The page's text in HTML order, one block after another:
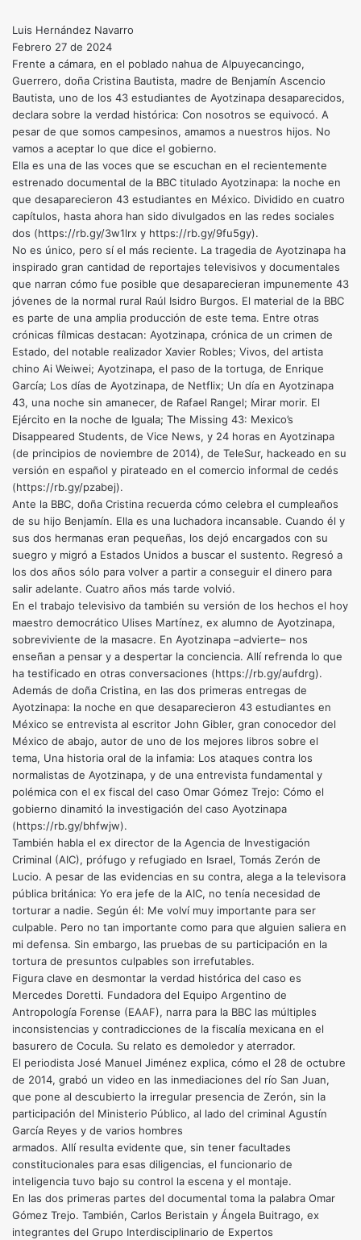
Luis Hernández Navarro
Febrero 27 de 2024
Frente a cámara, en el poblado nahua de Alpuyecancingo,
Guerrero, doña Cristina Bautista, madre de Benjamín Ascencio
Bautista, uno de los 43 estudiantes de Ayotzinapa desaparecidos,
declara sobre la verdad histórica: Con nosotros se equivocó. A
pesar de que somos campesinos, amamos a nuestros hijos. No
vamos a aceptar lo que dice el gobierno.
Ella es una de las voces que se escuchan en el recientemente
estrenado documental de la BBC titulado Ayotzinapa: la noche en
que desaparecieron 43 estudiantes en México. Dividido en cuatro
capítulos, hasta ahora han sido divulgados en las redes sociales
dos (https://rb.gy/3w1lrx y https://rb.gy/9fu5gy).
No es único, pero sí el más reciente. La tragedia de Ayotzinapa ha
inspirado gran cantidad de reportajes televisivos y documentales
que narran cómo fue posible que desaparecieran impunemente 43
jóvenes de la normal rural Raúl Isidro Burgos. El material de la BBC
es parte de una amplia producción de este tema. Entre otras
crónicas fílmicas destacan: Ayotzinapa, crónica de un crimen de
Estado, del notable realizador Xavier Robles; Vivos, del artista
chino Ai Weiwei; Ayotzinapa, el paso de la tortuga, de Enrique
García; Los días de Ayotzinapa, de Netflix; Un día en Ayotzinapa
43, una noche sin amanecer, de Rafael Rangel; Mirar morir. El
Ejército en la noche de Iguala; The Missing 43: Mexico’s
Disappeared Students, de Vice News, y 24 horas en Ayotzinapa
(de principios de noviembre de 2014), de TeleSur, hackeado en su
versión en español y pirateado en el comercio informal de cedés
(https://rb.gy/pzabej).
Ante la BBC, doña Cristina recuerda cómo celebra el cumpleaños
de su hijo Benjamín. Ella es una luchadora incansable. Cuando él y
sus dos hermanas eran pequeñas, los dejó encargados con su
suegro y migró a Estados Unidos a buscar el sustento. Regresó a
los dos años sólo para volver a partir a conseguir el dinero para
salir adelante. Cuatro años más tarde volvió.
En el trabajo televisivo da también su versión de los hechos el hoy
maestro democrático Ulises Martínez, ex alumno de Ayotzinapa,
sobreviviente de la masacre. En Ayotzinapa –advierte– nos
enseñan a pensar y a despertar la conciencia. Allí refrenda lo que
ha testificado en otras conversaciones (https://rb.gy/aufdrg).
Además de doña Cristina, en las dos primeras entregas de
Ayotzinapa: la noche en que desaparecieron 43 estudiantes en
México se entrevista al escritor John Gibler, gran conocedor del
México de abajo, autor de uno de los mejores libros sobre el
tema, Una historia oral de la infamia: Los ataques contra los
normalistas de Ayotzinapa, y de una entrevista fundamental y
polémica con el ex fiscal del caso Omar Gómez Trejo: Cómo el
gobierno dinamitó la investigación del caso Ayotzinapa
(https://rb.gy/bhfwjw).
También habla el ex director de la Agencia de Investigación
Criminal (AIC), prófugo y refugiado en Israel, Tomás Zerón de
Lucio. A pesar de las evidencias en su contra, alega a la televisora
pública británica: Yo era jefe de la AIC, no tenía necesidad de
torturar a nadie. Según él: Me volví muy importante para ser
culpable. Pero no tan importante como para que alguien saliera en
mi defensa. Sin embargo, las pruebas de su participación en la
tortura de presuntos culpables son irrefutables.
Figura clave en desmontar la verdad histórica del caso es
Mercedes Doretti. Fundadora del Equipo Argentino de
Antropología Forense (EAAF), narra para la BBC las múltiples
inconsistencias y contradicciones de la fiscalía mexicana en el
basurero de Cocula. Su relato es demoledor y aterrador.
El periodista José Manuel Jiménez explica, cómo el 28 de octubre
de 2014, grabó un video en las inmediaciones del río San Juan,
que pone al descubierto la irregular presencia de Zerón, sin la
participación del Ministerio Público, al lado del criminal Agustín
García Reyes y de varios hombres
armados. Allí resulta evidente que, sin tener facultades
constitucionales para esas diligencias, el funcionario de
inteligencia tuvo bajo su control la escena y el montaje.
En las dos primeras partes del documental toma la palabra Omar
Gómez Trejo. También, Carlos Beristain y Ángela Buitrago, ex
integrantes del Grupo Interdisciplinario de Expertos